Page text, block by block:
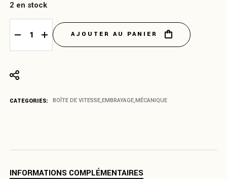
2 en stock
Kit embrayage disque rigide quantity
AJOUTER AU PANIER
CATEGORIES: BOÎTE DE VITESSE, EMBRAYAGE, MÉCANIQUE
INFORMATIONS COMPLÉMENTAIRES